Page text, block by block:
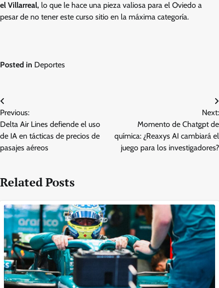
el Villarreal, lo que le hace una pieza valiosa para el Oviedo a
pesar de no tener este curso sitio en la máxima categoría.
Posted in Deportes
Post
navigation
Previous:
Delta Air Lines defiende el uso
de IA en tácticas de precios de
pasajes aéreos
Next:
Momento de Chatgpt de
química: ¿Reaxys AI cambiará el
juego para los investigadores?
Related Posts